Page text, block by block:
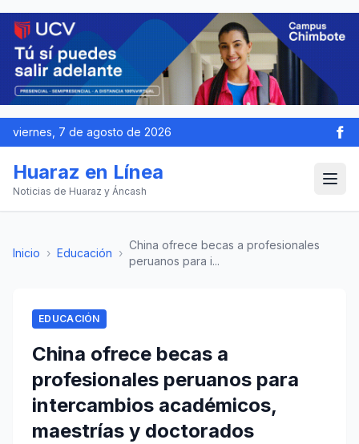
viernes, 7 de agosto de 2026
Huaraz en Línea
Noticias de Huaraz y Áncash
Inicio › Educación ›
China ofrece becas a profesionales
peruanos para i...
EDUCACIÓN
China ofrece becas a
profesionales peruanos para
intercambios académicos,
maestrías y doctorados